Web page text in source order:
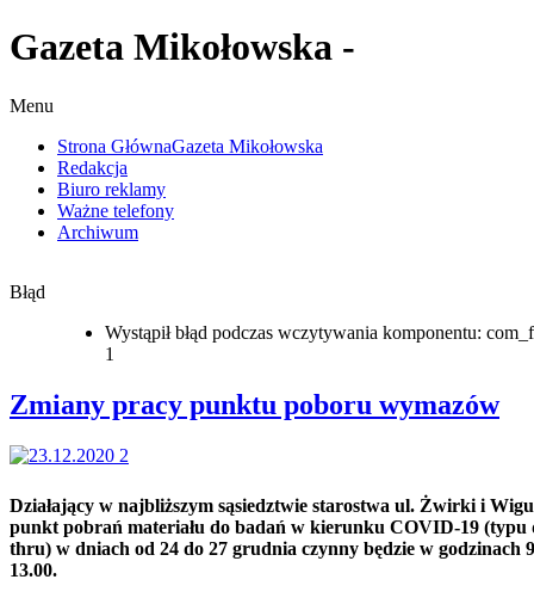
Gazeta Mikołowska -
Menu
Strona GłównaGazeta Mikołowska
Redakcja
Biuro reklamy
Ważne telefony
Archiwum
Błąd
Wystąpił błąd podczas wczytywania komponentu:
1
Zmiany pracy punktu poboru wymazów
Działający w najbliższym sąsiedztwie starostwa ul. Żwirki i
punkt pobrań materiału do badań w kierunku COVID-19 (typu
thru) w dniach od 24 do 27 grudnia czynny będzie w godzinach
13.00.